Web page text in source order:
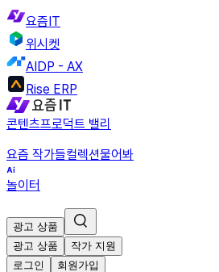
요즘IT
위시켓
AIDP - AX
Rise ERP
콘텐츠프로덕트 밸리
요즘 작가들컬렉션물어봐
놀이터
광고 상품
광고 상품
작가 지원
로그인
회원가입